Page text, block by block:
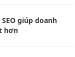
giúp doanh
hơn